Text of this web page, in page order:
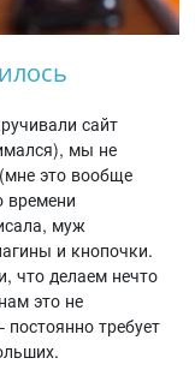
сайт
мы не
это вообще
времени
муж
и кнопочки.
что делаем нечто
это не
требует